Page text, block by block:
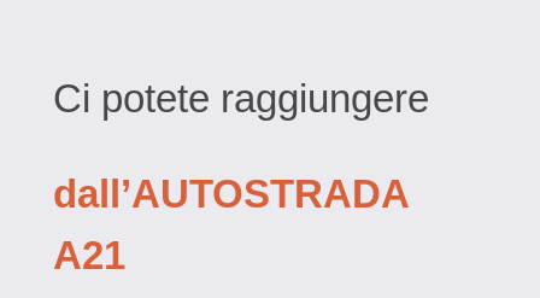
Ci potete raggiungere
dall’AUTOSTRADA
A21